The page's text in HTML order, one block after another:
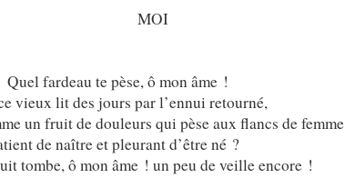
MOI
fardeau te pèse, ô mon âme !
vieux lit des jours par l’ennui retourné,
un fruit de douleurs qui pèse aux flancs de femme
de naître et pleurant d’être né ?
tombe, ô mon âme ! un peu de veille encore !